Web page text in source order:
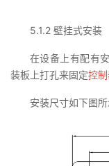
5.1.2 壁挂式安装
在设备上有配有
装板上打孔来固定控
安装尺寸如下图